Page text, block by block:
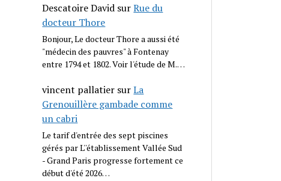
Descatoire David surRue du
docteur Thore
Bonjour, Le docteur Thore a aussi été
"médecin des pauvres" à Fontenay
entre 1794 et 1802. Voir l'étude de M.…
vincent pallatier surLa
Grenouillère gambade comme
un cabri
Le tarif d'entrée des sept piscines
gérés par L''établissement Vallée Sud
- Grand Paris progresse fortement ce
début d'été 2026…